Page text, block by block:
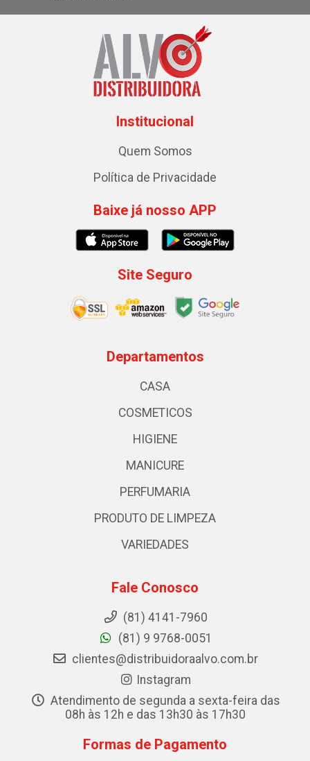
Institucional
Quem Somos
Política de Privacidade
Baixe já nosso APP
Site Seguro
Departamentos
CASA
COSMETICOS
HIGIENE
MANICURE
PERFUMARIA
PRODUTO DE LIMPEZA
VARIEDADES
Fale Conosco
(81) 4141-7960
(81) 9 9768-0051
clientes@distribuidoraalvo.com.br
Instagram
Atendimento de segunda a sexta-feira das
08h às 12h e das 13h30 às 17h30
Formas de Pagamento